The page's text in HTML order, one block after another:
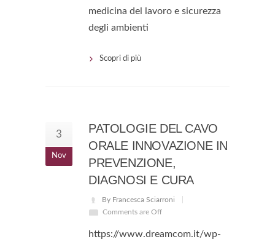
medicina del lavoro e sicurezza
degli ambienti
Scopri di più
3
Nov
PATOLOGIE DEL CAVO
ORALE INNOVAZIONE IN
PREVENZIONE,
DIAGNOSI E CURA
By Francesca Sciarroni
Comments are Off
https://www.dreamcom.it/wp-